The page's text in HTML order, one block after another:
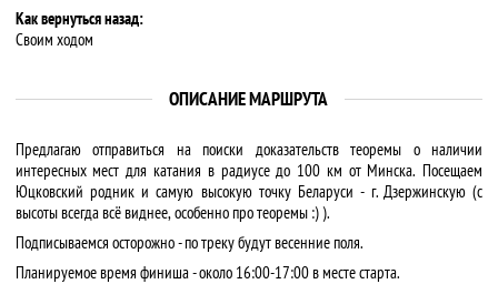
Как вернуться назад:
Своим ходом
ОПИСАНИЕ МАРШРУТА
Предлагаю отправиться на поиски доказательств теоремы о наличии
интересных мест для катания в радиусе до 100 км от Минска. Посещаем
Юцковский родник и самую высокую точку Беларуси - г. Дзержинскую (с
высоты всегда всё виднее, особенно про теоремы :) ).
Подписываемся осторожно - по треку будут весенние поля.
Планируемое время финиша - около 16:00-17:00 в месте старта.